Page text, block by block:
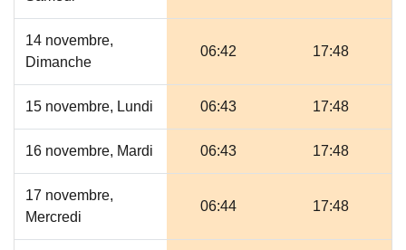
14 novembre,
Dimanche
06:42 17:48
15 novembre, Lundi 06:43 17:48
16 novembre, Mardi 06:43 17:48
17 novembre,
Mercredi
06:44 17:48